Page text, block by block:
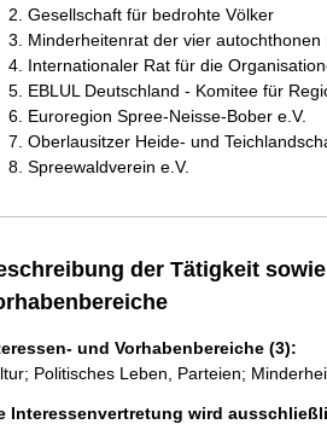
Gesellschaft für bedrohte Völker
Minderheitenrat der vier
Internationaler Rat für die
EBLUL Deutschland - Komitee für
Euroregion Spree-Neisse-Bober e.V.
Oberlausitzer Heide- und
Spreewaldverein e.V.
der Tätigkeit
und Vorhabenbereiche (3):
Politisches Leben, Parteien;
Interessenvertretung wird